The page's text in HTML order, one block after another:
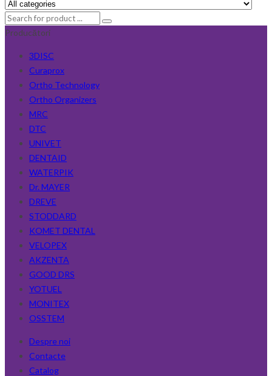
Producători
3DISC
Curaprox
Ortho Technology
Ortho Organizers
MRC
DTC
UNIVET
DENTAID
WATERPIK
Dr. MAYER
DREVE
STODDARD
KOMET DENTAL
VELOPEX
AKZENTA
GOOD DRS
YOTUEL
MONITEX
OSSTEM
Despre noi
Contacte
Catalog